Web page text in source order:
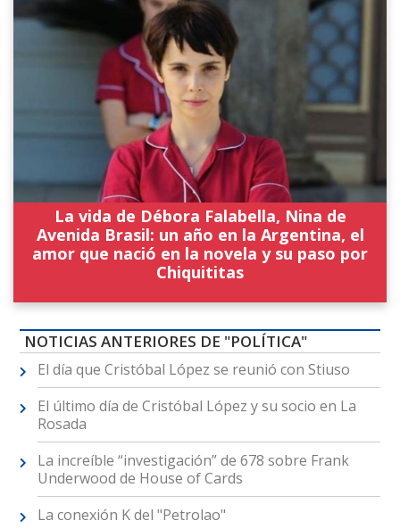
La vida de Débora Falabella, Nina de
Avenida Brasil: un año en la Argentina, el
amor que nació en la novela y su paso por
Chiquititas
NOTICIAS ANTERIORES DE "POLÍTICA"
El día que Cristóbal López se reunió con Stiuso
El último día de Cristóbal López y su socio en La
Rosada
La increíble “investigación” de 678 sobre Frank
Underwood de House of Cards
La conexión K del "Petrolao"